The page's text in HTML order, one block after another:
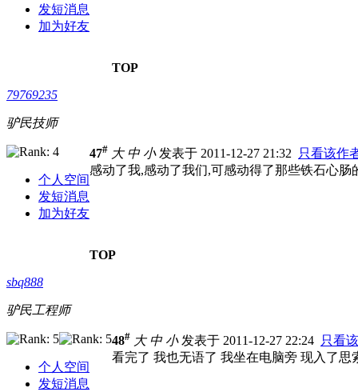
发短消息
加为好友
TOP
79769235
驴民技师
个人空间
发短消息
加为好友
47# 大 中 小发表于 2011-12-27 21:32
只看该作
感动了我,感动了我们,可感动得了那些铁石心肠
TOP
sbq888
驴民工程师
个人空间
发短消息
48# 大 中 小发表于 2011-12-27 22:24 只看
看完了 我也无语了 我坐在电脑旁 现入了思